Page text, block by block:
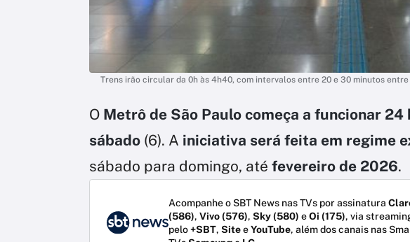
Trens irão circular da 0h às 4h40, com intervalos entre 20 e 30 minutos
O Metrô de São Paulo começa a funcionar
sábado (6). A iniciativa será feita em regime
sábado para domingo, até fevereiro de 2026.
Acompanhe o SBT News nas TVs por assinatura
(586), Vivo (576), Sky (580) eOi (175), via
pelo+SBT, SiteeYouTube, além dos canais nas